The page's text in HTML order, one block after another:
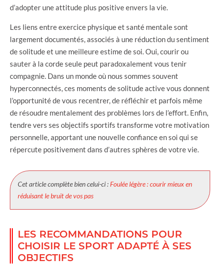
d’adopter une attitude plus positive envers la vie.
Les liens entre exercice physique et santé mentale sont
largement documentés, associés à une réduction du sentiment
de solitude et une meilleure estime de soi. Oui, courir ou
sauter à la corde seule peut paradoxalement vous tenir
compagnie. Dans un monde où nous sommes souvent
hyperconnectés, ces moments de solitude active vous donnent
l’opportunité de vous recentrer, de réfléchir et parfois même
de résoudre mentalement des problèmes lors de l’effort. Enfin,
tendre vers ses objectifs sportifs transforme votre motivation
personnelle, apportant une nouvelle confiance en soi qui se
répercute positivement dans d’autres sphères de votre vie.
Cet article complète bien celui-ci :Foulée légère : courir mieux en
réduisant le bruit de vos pas
LES RECOMMANDATIONS POUR
CHOISIR LE SPORT ADAPTÉ À SES
OBJECTIFS